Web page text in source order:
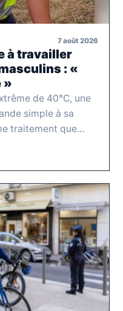
7 août 2026
à travailler
: «
»
de 40°C, une
simple à sa
traitement que…